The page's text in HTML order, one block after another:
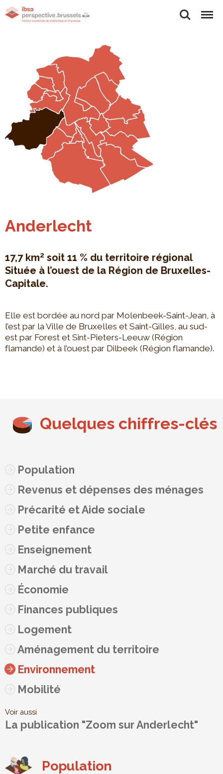
Rechercher
Menu
Anderlecht
17,7 km2 soit 11 % du territoire régional
Située à l’ouest de la Région de Bruxelles-
Capitale.
Elle est bordée au nord par Molenbeek-Saint-Jean, à
l’est par la Ville de Bruxelles et Saint-Gilles, au sud-
est par Forest et Sint-Pieters-Leeuw (Région
flamande) et à l’ouest par Dilbeek (Région flamande).
Quelques chiffres-clés
Population
Revenus et dépenses des ménages
Précarité et Aide sociale
Petite enfance
Enseignement
Marché du travail
Économie
Finances publiques
Logement
Aménagement du territoire
Environnement
Mobilité
Voir aussi
La publication "Zoom sur Anderlecht"
Population